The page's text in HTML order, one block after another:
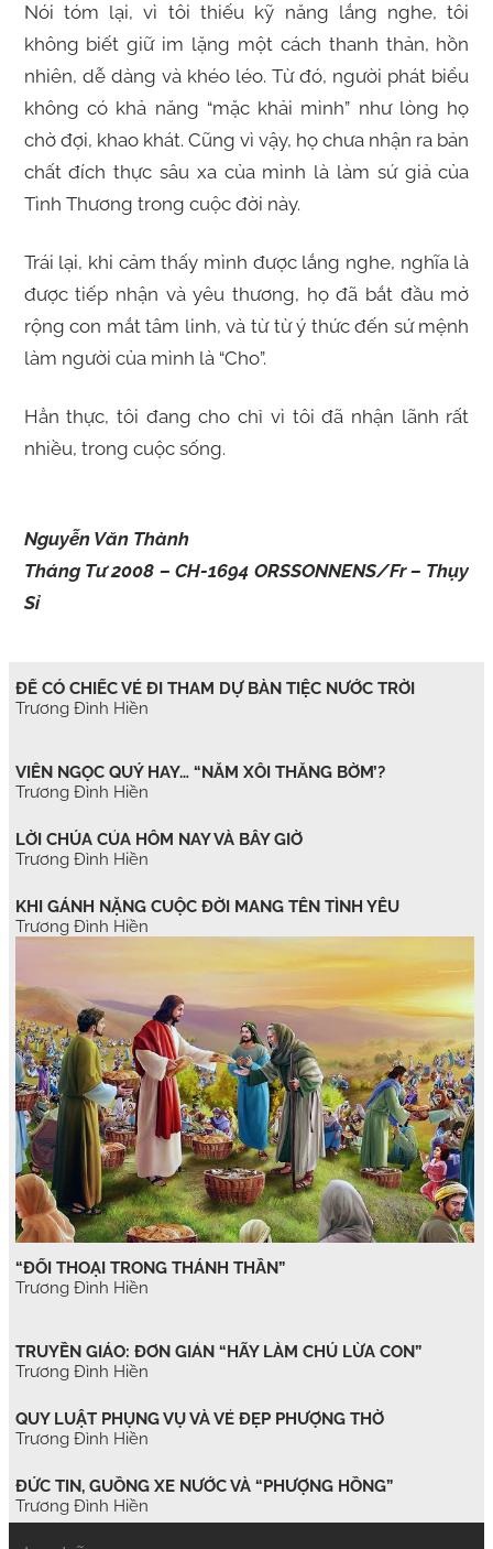
Nói tóm lại, vì tôi thiếu kỹ năng lắng nghe, tôi
không biết giữ im lặng một cách thanh thản, hồn
nhiên, dễ dàng và khéo léo. Từ đó, người phát biểu
không có khả năng “mặc khải mình” như lòng họ
chờ đợi, khao khát. Cũng vì vậy, họ chưa nhận ra bản
chất đích thực sâu xa của mình là làm sứ giả của
Tình Thương trong cuộc đời này.
Trái lại, khi cảm thấy mình được lắng nghe, nghĩa là
được tiếp nhận và yêu thương, họ đã bắt đầu mở
rộng con mắt tâm linh, và từ từ ý thức đến sứ mệnh
làm người của mình là “Cho”.
Hẳn thực, tôi đang cho chỉ vì tôi đã nhận lãnh rất
nhiều, trong cuộc sống.
Nguyễn Văn Thành
Tháng Tư 2008 – CH-1694 ORSSONNENS/Fr – Thụy
Sỉ
ĐỂ CÓ CHIẾC VÉ ĐI THAM DỰ BÀN TIỆC NƯỚC TRỜI
Trương Đình Hiền
VIÊN NGỌC QUÝ HAY… “NẮM XÔI THẰNG BỜM’?
Trương Đình Hiền
LỜI CHÚA CỦA HÔM NAY VÀ BÂY GIỜ
Trương Đình Hiền
KHI GÁNH NẶNG CUỘC ĐỜI MANG TÊN TÌNH YÊU
Trương Đình Hiền
“ĐỐI THOẠI TRONG THÁNH THẦN”
Trương Đình Hiền
TRUYỀN GIÁO: ĐƠN GIẢN “HÃY LÀM CHÚ LỪA CON”
Trương Đình Hiền
QUY LUẬT PHỤNG VỤ VÀ VẺ ĐẸP PHƯỢNG THỜ
Trương Đình Hiền
ĐỨC TIN, GUỒNG XE NƯỚC VÀ “PHƯỢNG HỒNG”
Trương Đình Hiền